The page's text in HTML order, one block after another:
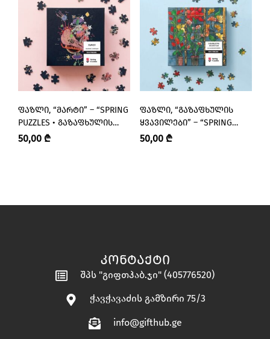
ᲤᲐᲖᲚᲘ, “ᲛᲐᲠᲢᲘ” – “SPRING
PUZZLES • ᲒᲐᲖᲐᲤᲮᲣᲚᲘᲡ
ᲤᲐᲖᲚᲔᲑᲘ”
50,00 ₾
ᲤᲐᲖᲚᲘ, “ᲒᲐᲖᲐᲤᲮᲣᲚᲘᲡ
ᲧᲕᲐᲕᲘᲚᲔᲑᲘ” – “SPRING
PUZZLES • ᲒᲐᲖᲐᲤᲮᲣᲚᲘᲡ
50,00 ₾
ᲙᲝᲜᲢᲐᲥᲢᲘ
შპს "გიფთჰაბ.ჯი" (405776520)
ჭავჭავაძის გამზირი 75/3
info@gifthub.ge